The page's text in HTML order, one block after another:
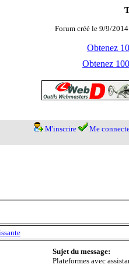
Forum créé le 9/9/
Obtenez
Obtenez
M'inscrire Me
Sujet du message:
Plateformes avec